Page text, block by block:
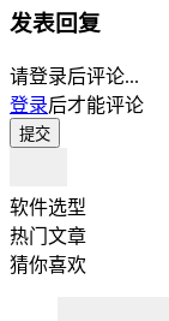
发表回复
请登录后评论...
登录后才能评论
提交
软件选型
热门文章
猜你喜欢